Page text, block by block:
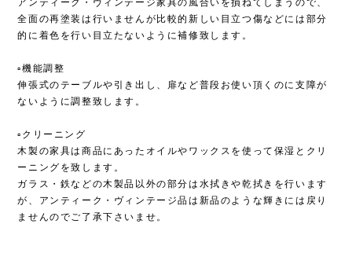
全面の再塗装は行いませんが比較的新しい目立つ傷などには部分
的に着色を行い目立たないように補修致します。
▫︎機能調整
伸張式のテーブルや引き出し、扉など普段お使い頂くのに支障が
ないように調整致します。
▫︎クリーニング
木製の家具は商品にあったオイルやワックスを使って保湿とクリ
ーニングを致します。
ガラス・鉄などの木製品以外の部分は水拭きや乾拭きを行います
が、アンティーク・ヴィンテージ品は新品のような輝きには戻り
ませんのでご了承下さいませ。